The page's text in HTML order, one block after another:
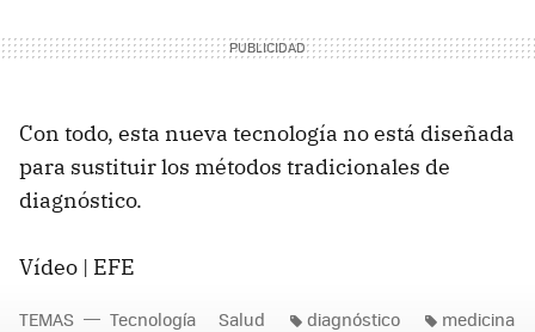
Con todo, esta nueva tecnología no está diseñada
para sustituir los métodos tradicionales de
diagnóstico.
Vídeo | EFE
TEMAS Tecnología Salud diagnóstico medicina